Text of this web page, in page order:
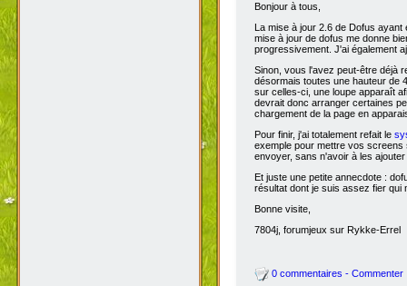
Bonjour à tous,
La mise à jour 2.6 de Dofus
mise à jour de dofus me donne
progressivement. J'ai également
Sinon, vous l'avez peut-être déjà
désormais toutes une hauteur de
sur celles-ci, une loupe apparaît
devrait donc arranger certaines
chargement de la page en
Pour finir, j'ai totalement refait le
exemple pour mettre vos
envoyer, sans n'avoir à les
Et juste une petite annecdote :
résultat dont je suis assez fier qui
Bonne visite,
7804j, forumjeux sur Rykke-Errel
0 commentaires - Commenter